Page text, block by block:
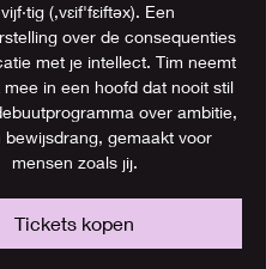
(,vɛif'fɛiftəx). Een
over de consequenties
met je intellect. Tim neemt
mee in een hoofd dat nooit stil
over ambitie,
bewijsdrang, gemaakt voor
mensen zoals jij.
Tickets kopen